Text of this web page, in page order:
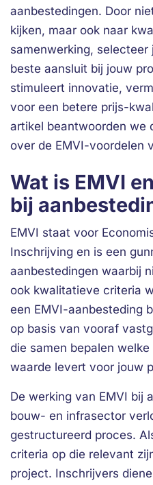
aanbestedingen. Door
kijken, maar ook naar
samenwerking, selecteer
beste aansluit bij jouw
stimuleert innovatie,
voor een betere prijs-
artikel beantwoorden we
over de EMVI-voordelen
Wat is EMVI
bij
EMVI staat voor
Inschrijving en is een
aanbestedingen waarbij
ook kwalitatieve criteria
een EMVI-aanbesteding
op basis van vooraf
die samen bepalen
waarde levert voor jouw
De werking van EMVI bij
bouw- en infrasector
gestructureerd proces.
criteria op die relevant
project. Inschrijvers